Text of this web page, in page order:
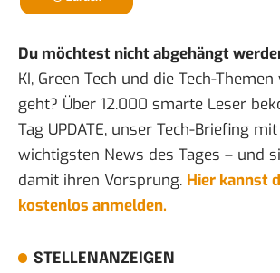
Du möchtest nicht abgehängt
KI, Green Tech und die Tech-
geht? Über 12.000 smarte Leser
Tag UPDATE, unser Tech-Briefing
wichtigsten News des Tages – und
damit ihren Vorsprung. Hier kannst
kostenlos anmelden.
STELLENANZEIGEN